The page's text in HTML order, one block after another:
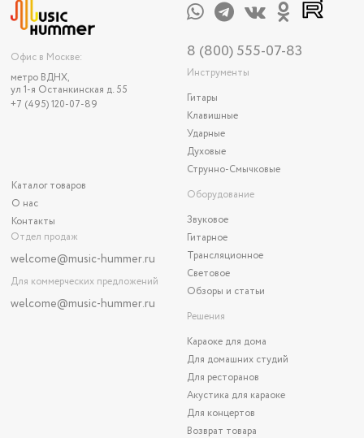
Офис в Москве:
метро ВДНХ,
ул 1-я Останкинская д. 55
+7 (495) 120-07-89
Каталог товаров
О нас
Контакты
Отдел продаж
welcome@music-hummer.ru
Для коммерческих предложений
welcome@music-hummer.ru
8 (800) 555-07-83
Инструменты
Гитары
Клавишные
Ударные
Духовые
Струнно-Смычковые
Оборудование
Звуковое
Гитарное
Трансляционное
Световое
Обзоры и статьи
Решения
Караоке для дома
Для домашних студий
Для ресторанов
Акустика для караоке
Для концертов
Возврат товара